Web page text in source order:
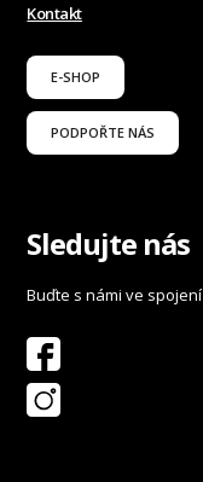
Kontakt
E-SHOP
PODPOŘTE NÁS
Sledujte nás
Buďte s námi ve spojení